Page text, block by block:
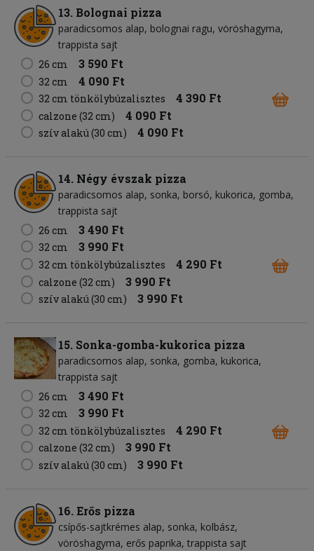
13. Bolognai pizza
paradicsomos alap bolognai ragu vöröshagyma
trappista sajt
26 cm
3 590 Ft
32 cm 4 090 Ft
32 cm tönkölybúzalisztes 4 390 Ft
calzone (32 cm) 4 090 Ft
szív alakú (30 cm) 4 090 Ft
14. Négy évszak pizza
paradicsomos alap sonka borsó kukorica gomba
trappista sajt
26 cm
3 490 Ft
32 cm 3 990 Ft
32 cm tönkölybúzalisztes 4 290 Ft
calzone (32 cm) 3 990 Ft
szív alakú (30 cm) 3 990 Ft
15. Sonka-gomba-kukorica pizza
paradicsomos alap sonka gomba kukorica
trappista sajt
26 cm
3 490 Ft
32 cm 3 990 Ft
32 cm tönkölybúzalisztes 4 290 Ft
calzone (32 cm) 3 990 Ft
szív alakú (30 cm) 3 990 Ft
16. Erős pizza
csípős-sajtkrémes alap sonka kolbász
vöröshagyma erős paprika trappista sajt